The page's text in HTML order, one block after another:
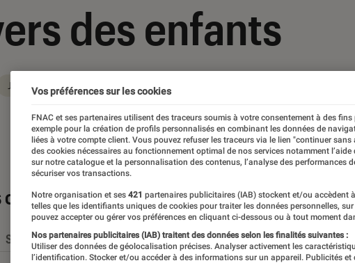
des enfants
Jeux jouets Jouets connectés
contenus
Sélections et guides Tests
Vos préférences sur les cookies
FNAC et ses partenaires utilisent des traceurs soumis à votre consentement à des
exemple pour la création de profils personnalisés en combinant les données de
liées à votre compte client. Vous pouvez refuser les traceurs via le lien "continuer sans
des cookies nécessaires au fonctionnement optimal de nos services notamment
sur notre catalogue et la personnalisation des contenus, l’analyse des performances
sécuriser vos transactions.
Notre organisation et ses 421 partenaires publicitaires (IAB) stockent et/ou accèdent
telles que les identifiants uniques de cookies pour traiter les données personnelles,
pouvez accepter ou gérer vos préférences en cliquant ci-dessous ou à tout moment
Nos partenaires publicitaires (IAB) traitent des données selon les finalités suivantes :
Utiliser des données de géolocalisation précises. Analyser activement les
l’identification. Stocker et/ou accéder à des informations sur un appareil. Publicités et